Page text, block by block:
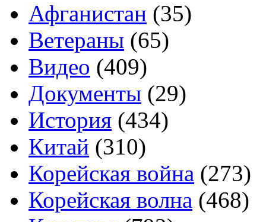
Афганистан (35)
Ветераны (65)
Видео (409)
Документы (29)
История (434)
Китай (310)
Корейская война (273)
Корейская волна (468)